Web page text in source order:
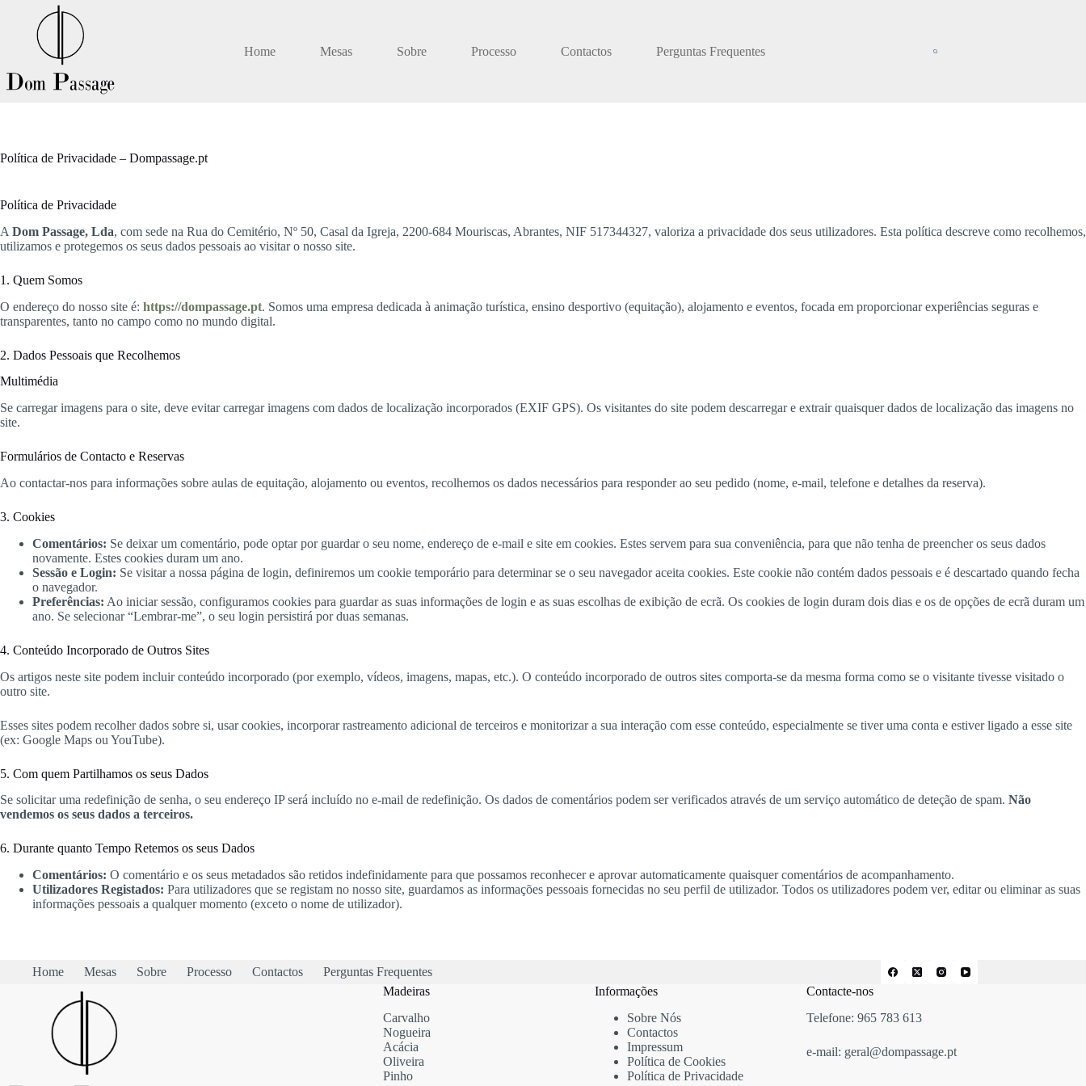
conteúdo
Home Mesas Sobre Processo Contactos Perguntas Frequentes
Política de Privacidade – Dompassage.pt
Política de Privacidade
A Dom Passage, Lda, com sede na Rua do Cemitério, Nº 50, Casal da Igreja, 2200-684 Mouriscas, Abrantes, NIF 517344327, valoriza a privacidade dos seus utilizadores. Esta política descreve como recolhemos,
utilizamos e protegemos os seus dados pessoais ao visitar o nosso site.
1. Quem Somos
O endereço do nosso site é: https://dompassage.pt. Somos uma empresa dedicada à animação turística, ensino desportivo (equitação), alojamento e eventos, focada em proporcionar experiências seguras e
transparentes, tanto no campo como no mundo digital.
2. Dados Pessoais que Recolhemos
Multimédia
Se carregar imagens para o site, deve evitar carregar imagens com dados de localização incorporados (EXIF GPS). Os visitantes do site podem descarregar e extrair quaisquer dados de localização das imagens no
site.
Formulários de Contacto e Reservas
Ao contactar-nos para informações sobre aulas de equitação, alojamento ou eventos, recolhemos os dados necessários para responder ao seu pedido (nome, e-mail, telefone e detalhes da reserva).
3. Cookies
Comentários: Se deixar um comentário, pode optar por guardar o seu nome, endereço de e-mail e site em cookies. Estes servem para sua conveniência, para que não tenha de preencher os seus dados
novamente. Estes cookies duram um ano.
Sessão e Login: Se visitar a nossa página de login, definiremos um cookie temporário para determinar se o seu navegador aceita cookies. Este cookie não contém dados pessoais e é descartado quando fecha
o navegador.
Preferências: Ao iniciar sessão, configuramos cookies para guardar as suas informações de login e as suas escolhas de exibição de ecrã. Os cookies de login duram dois dias e os de opções de ecrã duram um
ano. Se selecionar “Lembrar-me”, o seu login persistirá por duas semanas.
4. Conteúdo Incorporado de Outros Sites
Os artigos neste site podem incluir conteúdo incorporado (por exemplo, vídeos, imagens, mapas, etc.). O conteúdo incorporado de outros sites comporta-se da mesma forma como se o visitante tivesse visitado o
outro site.
Esses sites podem recolher dados sobre si, usar cookies, incorporar rastreamento adicional de terceiros e monitorizar a sua interação com esse conteúdo, especialmente se tiver uma conta e estiver ligado a esse site
(ex: Google Maps ou YouTube).
5. Com quem Partilhamos os seus Dados
Se solicitar uma redefinição de senha, o seu endereço IP será incluído no e-mail de redefinição. Os dados de comentários podem ser verificados através de um serviço automático de deteção de spam. Não
vendemos os seus dados a terceiros.
6. Durante quanto Tempo Retemos os seus Dados
Comentários: O comentário e os seus metadados são retidos indefinidamente para que possamos reconhecer e aprovar automaticamente quaisquer comentários de acompanhamento.
Utilizadores Registados: Para utilizadores que se registam no nosso site, guardamos as informações pessoais fornecidas no seu perfil de utilizador. Todos os utilizadores podem ver, editar ou eliminar as suas
informações pessoais a qualquer momento (exceto o nome de utilizador).
Home Mesas Sobre Processo Contactos
Perguntas Frequentes
Madeiras
Carvalho
Nogueira
Acácia
Oliveira
Pinho
Informações
Sobre Nós
Contactos
Impressum
Política de Cookies
Política de Privacidade
Contacte-nos
Telefone: 965 783 613
e-mail: geral@dompassage.pt